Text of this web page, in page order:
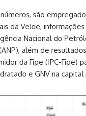
são
da Veloe,
Nacional do
além de
da Fipe (IPC-Fipe)
e GNV na capital